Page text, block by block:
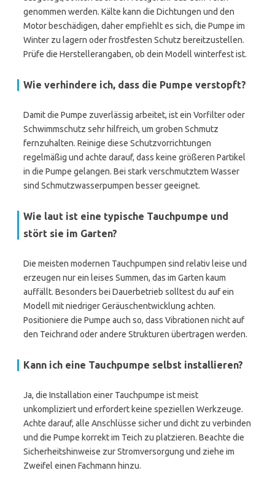
genommen werden. Kälte kann die Dichtungen und den
Motor beschädigen, daher empfiehlt es sich, die Pumpe im
Winter zu lagern oder frostfesten Schutz bereitzustellen.
Prüfe die Herstellerangaben, ob dein Modell winterfest ist.
Wie verhindere ich, dass die Pumpe verstopft?
Damit die Pumpe zuverlässig arbeitet, ist ein Vorfilter oder
Schwimmschutz sehr hilfreich, um groben Schmutz
fernzuhalten. Reinige diese Schutzvorrichtungen
regelmäßig und achte darauf, dass keine größeren Partikel
in die Pumpe gelangen. Bei stark verschmutztem Wasser
sind Schmutzwasserpumpen besser geeignet.
Wie laut ist eine typische Tauchpumpe und
stört sie im Garten?
Die meisten modernen Tauchpumpen sind relativ leise und
erzeugen nur ein leises Summen, das im Garten kaum
auffällt. Besonders bei Dauerbetrieb solltest du auf ein
Modell mit niedriger Geräuschentwicklung achten.
Positioniere die Pumpe auch so, dass Vibrationen nicht auf
den Teichrand oder andere Strukturen übertragen werden.
Kann ich eine Tauchpumpe selbst installieren?
Ja, die Installation einer Tauchpumpe ist meist
unkompliziert und erfordert keine speziellen Werkzeuge.
Achte darauf, alle Anschlüsse sicher und dicht zu verbinden
und die Pumpe korrekt im Teich zu platzieren. Beachte die
Sicherheitshinweise zur Stromversorgung und ziehe im
Zweifel einen Fachmann hinzu.